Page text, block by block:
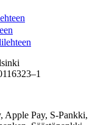
Apple Pay, S-Pankki,